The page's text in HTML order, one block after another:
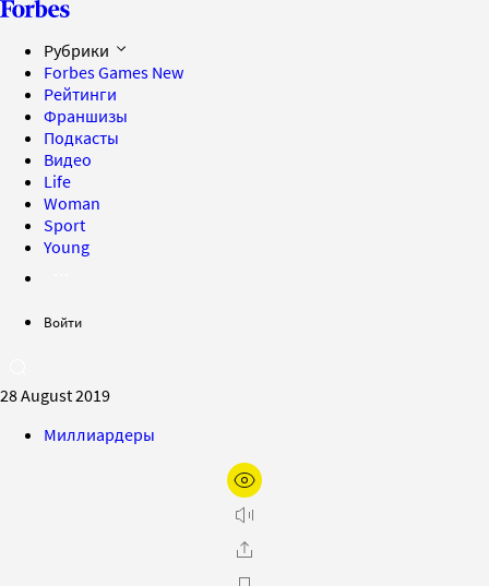
Рубрики
Forbes Games New
Рейтинги
Франшизы
Подкасты
Видео
Life
Woman
Sport
Young
Войти
28 August 2019
Миллиардеры